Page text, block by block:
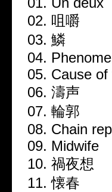
02. 咀嚼
03. 鱗
04.
05. Cause
06. 濤声
07. 輪郭
08. Chain
09. Midwife
10. 禍夜想
11. 懐春